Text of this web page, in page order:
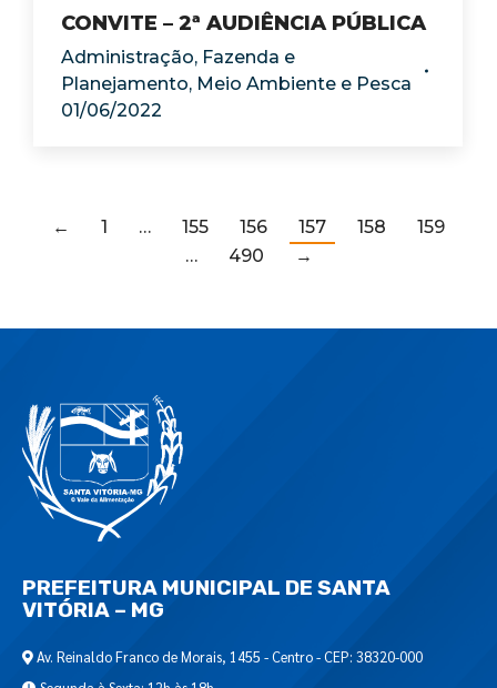
CONVITE – 2ª AUDIÊNCIA PÚBLICA
Administração, Fazenda e
Planejamento, Meio Ambiente e Pesca
01/06/2022
← 1 … 155 156 157 158
159
…
490 →
PREFEITURA MUNICIPAL DE SANTA
VITÓRIA – MG
Av. Reinaldo Franco de Morais, 1455 - Centro - CEP: 38320-000